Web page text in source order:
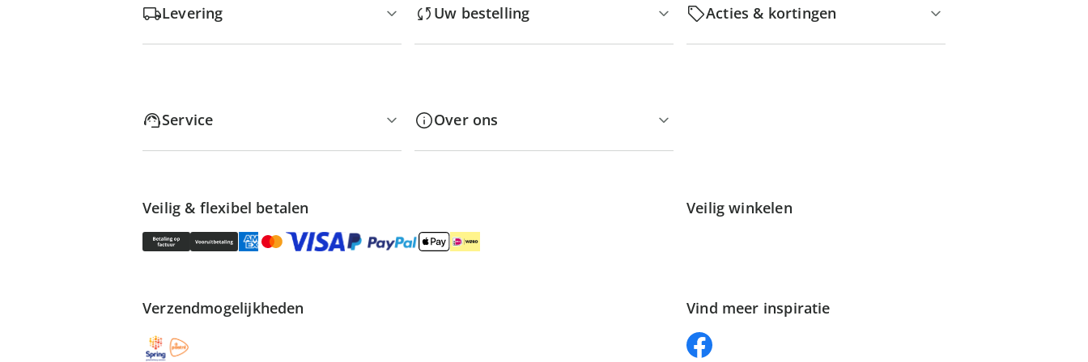
Levering Uw bestelling Acties & kortingen
Service Over ons
Veilig & flexibel betalen Veilig winkelen
Verzendmogelijkheden Vind meer inspiratie